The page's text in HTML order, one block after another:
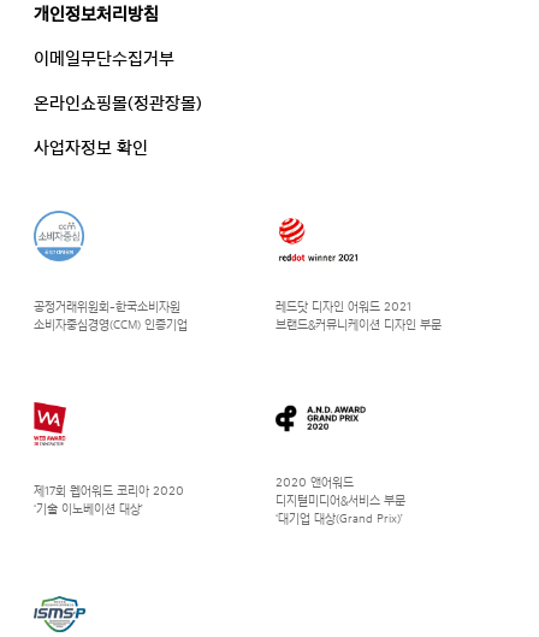
공정거래위원회-한국소비자원
소비자중심경영(CCM) 인증기업
레드닷 디자인 어워드 2021
브랜드&커뮤니케이션 디자인 부문
제17회 웹어워드 코리아 2020
‘기술 이노베이션 대상’
2020 앤어워드
디지털미디어&서비스 부문
‘대기업 대상(Grand Prix)’
개인정보처리방침
이메일무단수집거부
온라인쇼핑몰(정관장몰)
사업자정보 확인